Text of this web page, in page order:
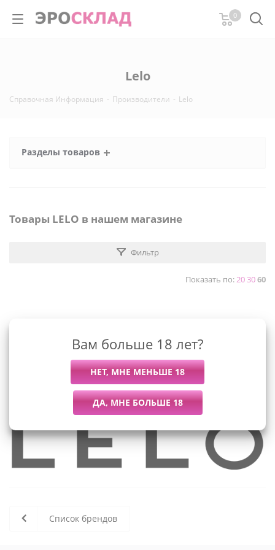
0
Lelo
Справочная Информация - Производители - Lelo
Разделы товаров
Товары LELO в нашем магазине
Фильтр
Показать по:203060
В данный момент нет активных
товаров
Список брендов
Вам больше 18 лет?